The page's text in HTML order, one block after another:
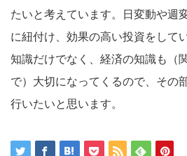
たいと考えています。日変動や週
に紐付け、効果の高い投資をして
知識だけでなく、経済の知識も（
で）大切になってくるので、その
行いたいと思います。